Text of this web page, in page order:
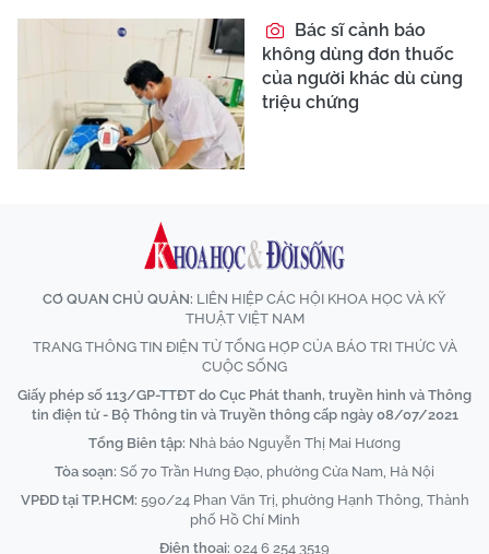
Bác sĩ cảnh báo
không dùng đơn thuốc
của người khác dù cùng
triệu chứng
CƠ QUAN CHỦ QUẢN: LIÊN HIỆP CÁC HỘI KHOA HỌC VÀ KỸ
THUẬT VIỆT NAM
TRANG THÔNG TIN ĐIỆN TỬ TỔNG HỢP CỦA BÁO TRI THỨC VÀ
CUỘC SỐNG
Giấy phép số 113/GP-TTĐT do Cục Phát thanh, truyền hình và Thông
tin điện tử - Bộ Thông tin và Truyền thông cấp ngày 08/07/2021
Tổng Biên tập: Nhà báo Nguyễn Thị Mai Hương
Tòa soạn: Số 70 Trần Hưng Đạo, phường Cửa Nam, Hà Nội
VPĐD tại TP.HCM: 590/24 Phan Văn Trị, phường Hạnh Thông, Thành
phố Hồ Chí Minh
Điện thoại: 024 6 254 3519